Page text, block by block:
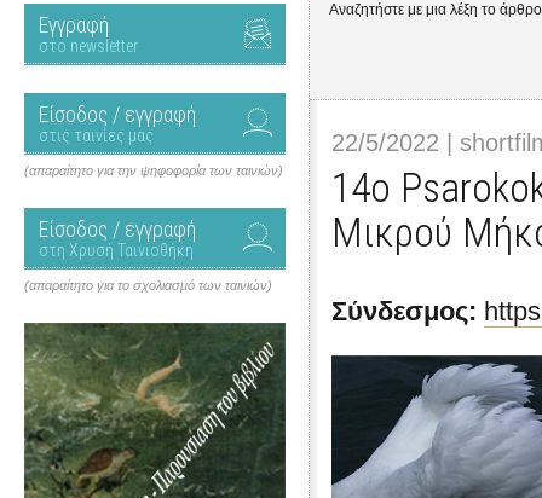
Εγγραφή
στο newsletter
Είσοδος / εγγραφή
στις ταινίες μας
(απαραίτητο για την ψηφοφορία των ταινιών)
Είσοδος / εγγραφή
στη Χρυσή Ταινιοθήκη
(απαραίτητο για το σχολιασμό των ταινιών)
Αναζητήστε με μια λέξη το
22/5/2022 |
14o
Μικρού
Σύνδεσμος: